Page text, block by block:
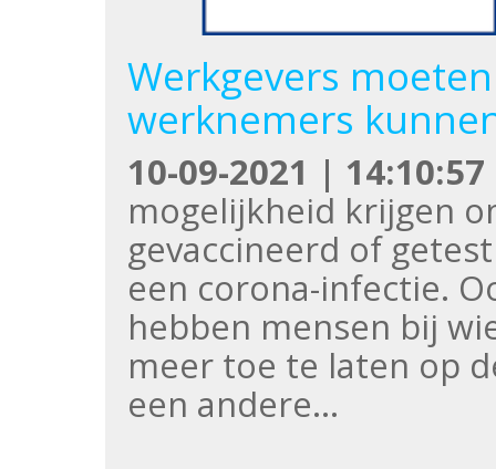
Werkgevers
werknemers
10-09-2021 | 14:10:57
mogelijkheid krijgen
gevaccineerd of
een corona-infectie.
hebben mensen bij
meer toe te laten op
een andere…